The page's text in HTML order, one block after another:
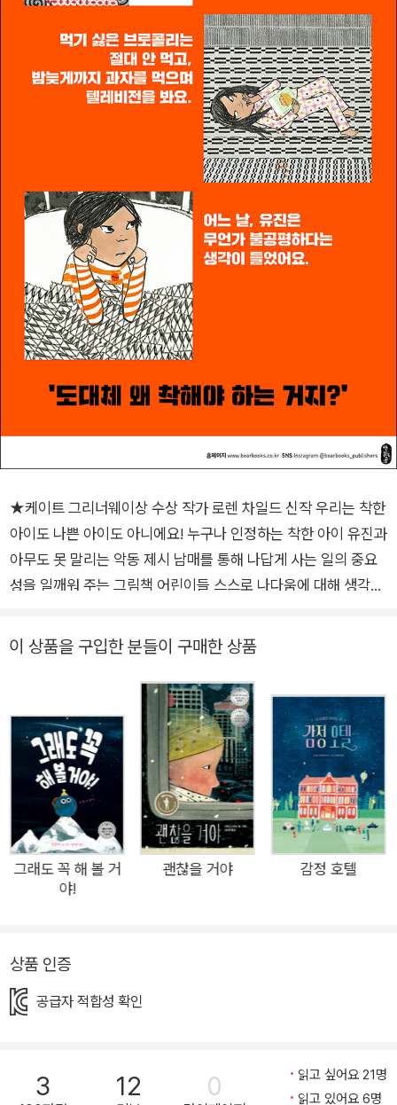
★케이트 그리너웨이상 수상 작가 로렌 차일드 신작 우리는 착한
아이도 나쁜 아이도 아니에요! 누구나 인정하는 착한 아이 유진과
아무도 못 말리는 악동 제시 남매를 통해 나답게 사는 일의 중요
성을 일깨워 주는 그림책 어린이들 스스로 나다움에 대해 생각해
어 준다. _굿리더 서평 로렌 차일드 특유의 세련되고 재치 넘치는
작가 로렌 차일드의 신작 그림책. 유진은 누구나 인정하는 착한
아이입니다. 먹기 싫은 브로콜리도 싹싹 먹어 치우고, 꼬박꼬박
제시간에 잠자리에 들고, 동생 제시랑 번갈아 하기로 한 토끼장
청소도 도맡아 하지요. 반면 제시는 아무도 못 말리는 악동입니
다. 먹기 싫은 브로콜리는 절대 안 먹고, 밤늦게까지 과자를 먹으
며 텔레비전을 봅니다. 어느 날 문득, 유진은 무언가 불공평하다
는 생각이 듭니다. 착한 아이가 되어 봤자 좋을 일이 하나도 없다
는 생각이 든 것이지요. 유진은 더 이상 착한 아이로 살지 않기로
합니다. 주변 사람의 기대에 부응하기 위해 ‘착한 아이’라는 틀에
덜 간다는 이유로 미처 헤아리지 못했던 ‘착한 아이들’의 마음에
한 번 더 주의를 기울이게 합니다. 왜 착해야 하나요? 유진은 누
하기로 한 토끼장 청소도 도맡아 합니다. 어른들 말을 잘 듣고, 누
가 보든 안 보든 한결같이 착하게 굴지요. 부모님은 그런 유진을
이 상품을 구입한 분들이 구매한 상품
그래도 꼭 해 볼 거
야!
괜찮을 거야 감정 호텔
상품 인증
공급자 적합성 확인
3 12 0
읽고 싶어요 21명
읽고 있어요 6명